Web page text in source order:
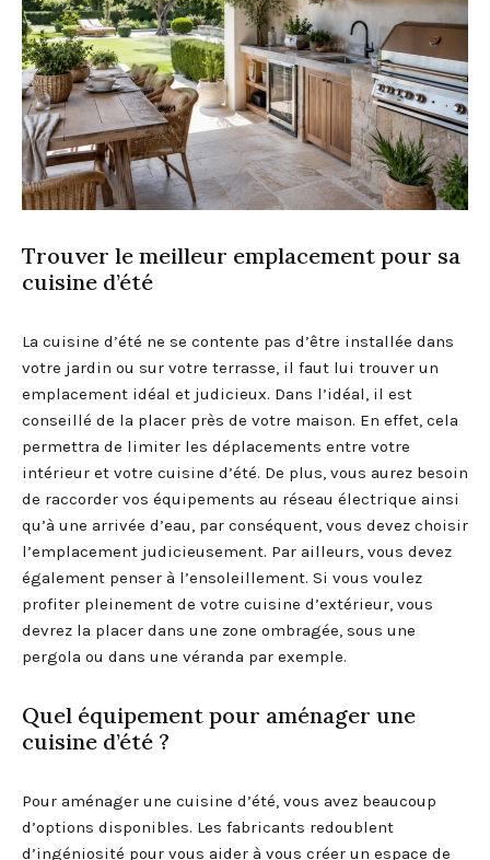
Trouver le meilleur emplacement pour sa
cuisine d’été
La cuisine d’été ne se contente pas d’être installée dans
votre jardin ou sur votre terrasse, il faut lui trouver un
emplacement idéal et judicieux. Dans l’idéal, il est
conseillé de la placer près de votre maison. En effet, cela
permettra de limiter les déplacements entre votre
intérieur et votre cuisine d’été. De plus, vous aurez besoin
de raccorder vos équipements au réseau électrique ainsi
qu’à une arrivée d’eau, par conséquent, vous devez choisir
l’emplacement judicieusement. Par ailleurs, vous devez
également penser à l’ensoleillement. Si vous voulez
profiter pleinement de votre cuisine d’extérieur, vous
devrez la placer dans une zone ombragée, sous une
pergola ou dans une véranda par exemple.
Quel équipement pour aménager une
cuisine d’été ?
Pour aménager une cuisine d’été, vous avez beaucoup
d’options disponibles. Les fabricants redoublent
d’ingéniosité pour vous aider à vous créer un espace de